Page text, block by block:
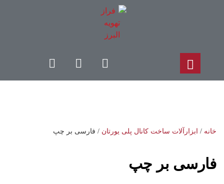
خانه / ابزارآلات ساخت کانال پلی یورتان / فارسی بر چپ
فارسی بر چپ